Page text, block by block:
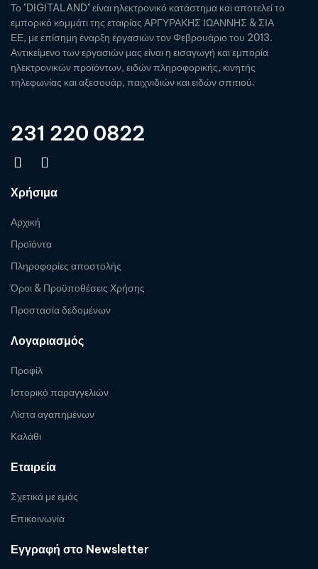
Το "DIGITALAND" είναι ηλεκτρονικό κατάστημα και αποτελεί το
εμπορικό κομμάτι της εταιρίας ΑΡΓΥΡΑΚΗΣ ΙΩΑΝΝΗΣ & ΣΙΑ
ΕΕ, με επίσημη έναρξη εργασιών τον Φεβρουάριο του 2013.
Αντικείμενο των εργασιών μας είναι η εισαγωγή και εμπορία
ηλεκτρονικών προϊόντων, ειδών πληροφορικής, κινητής
τηλεφωνίας και αξεσουάρ, παιχνιδιών και ειδών σπιτιού.
231 220 0822
Χρήσιμα
Αρχική
Προϊόντα
Πληροφορίες αποστολής
Όροι & Προϋποθέσεις Χρήσης
Προστασία δεδομένων
Λογαριασμός
Προφίλ
Ιστορικό παραγγελιών
Λίστα αγαπημένων
Καλάθι
Εταιρεία
Σχετικά με εμάς
Επικοινωνία
Εγγραφή στο Newsletter